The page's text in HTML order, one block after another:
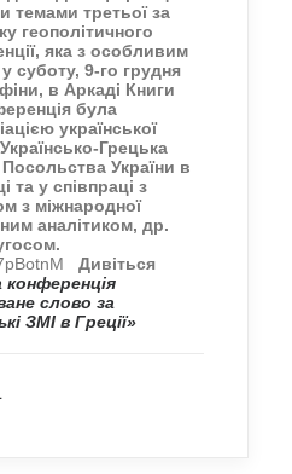
темами третьої за
геополітичного
яка з особливим
суботу, 9-го грудня
в Аркаді Книги
була
української
Грецька
України в
та у співпраці з
з міжнародної
аналітиком, др.
Дивіться
конференція
слово за
ЗМІ в Греції»